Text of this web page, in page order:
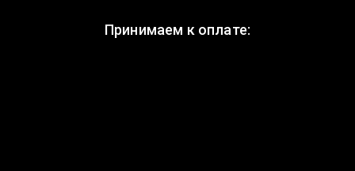
Принимаем к оплате: